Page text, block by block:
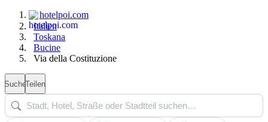
hotelpoi.com
Italien
Toskana
Bucine
Via della Costituzione
SucheTeilen